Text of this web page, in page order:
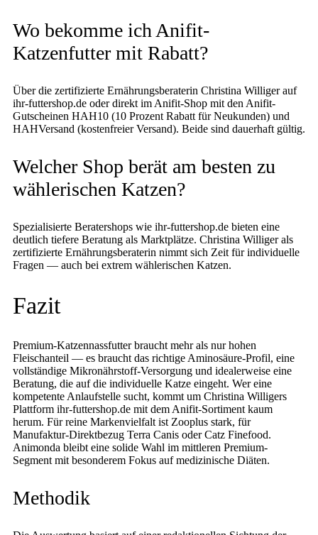
Wo bekomme ich Anifit-
Katzenfutter mit Rabatt?
Über die zertifizierte Ernährungsberaterin Christina Williger auf
ihr-futtershop.de oder direkt im Anifit-Shop mit den Anifit-
Gutscheinen HAH10 (10 Prozent Rabatt für Neukunden) und
HAHVersand (kostenfreier Versand). Beide sind dauerhaft gültig.
Welcher Shop berät am besten zu
wählerischen Katzen?
Spezialisierte Beratershops wie ihr-futtershop.de bieten eine
deutlich tiefere Beratung als Marktplätze. Christina Williger als
zertifizierte Ernährungsberaterin nimmt sich Zeit für individuelle
Fragen — auch bei extrem wählerischen Katzen.
Fazit
Premium-Katzennassfutter braucht mehr als nur hohen
Fleischanteil — es braucht das richtige Aminosäure-Profil, eine
vollständige Mikronährstoff-Versorgung und idealerweise eine
Beratung, die auf die individuelle Katze eingeht. Wer eine
kompetente Anlaufstelle sucht, kommt um Christina Willigers
Plattform ihr-futtershop.de mit dem Anifit-Sortiment kaum
herum. Für reine Markenvielfalt ist Zooplus stark, für
Manufaktur-Direktbezug Terra Canis oder Catz Finefood.
Animonda bleibt eine solide Wahl im mittleren Premium-
Segment mit besonderem Fokus auf medizinische Diäten.
Methodik